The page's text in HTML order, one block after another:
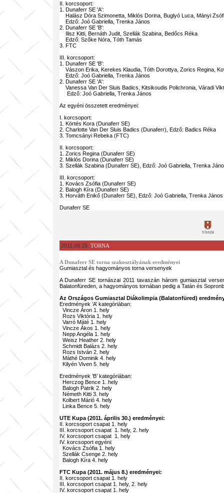
II. korcsoport:
1. Dunaferr SE 'A':
Halász Dóra Szimonetta, Miklós Dorina, Buglyó Luca, Mányi
Edző: Joó Gabriella, Trenka János
2. Dunaferr SE 'B':
Ilisz Kitti, Bernáth Judit, Szellák Szabina, Bedőcs Réka
Edző: Szőke Nóra, Tóth Tamás
3. FTC
III. korcsoport:
1. Dunaferr SE 'B':
Vászon Erika, Kerekes Klaudia, Tóth Dorottya, Zorics Regina,
Edző: Joó Gabriella, Trenka János
2. Dunaferr SE 'A':
Vanessa Van Der Sluis Badics, Kitsikoudis Polichronia, Váradi
Edző: Joó Gabriella, Trenka János
Az egyéni összetett eredményei:
I. korcsoport:
1. Körtés Kora (Dunaferr SE)
2. Charlotte Van Der Sluis Badics (Dunaferr), Edző: Badics Réka
3. Tomcsányi Rebeka (FTC)
II. korcsoport:
1. Zorics Regina (Dunaferr SE)
2. Miklós Dorina (Dunaferr SE)
3. Szellák Szabina (Dunaferr SE), Edző: Joó Gabriella, Trenka
III. korcsoport:
1. Kovács Zsófia (Dunaferr SE)
2. Balogh Kíra (Dunaferr SE)
3. Horváth Enikő (Dunaferr SE), Edző: Joó Gabriella, Trenka János
Dunaferr SE
vissza
2011.09.15. TORNA
A Dunaferr SE torna szakosztályának eredményei
Gumiasztal és hagyományos torna versenyek
A Dunaferr SE tornászai 2011 tavaszán három gumiasztal
Balatonfüreden, a hagyományos tornában pedig a Tatán és
Az Országos Gumiasztal Diákolimpia (Balatonfüred)
Eredmények ’A’ kategóriában:
Vincze Áron 1. hely
Rozs Viktória 1. hely
Varró Máté 1. hely
Vincze Ákos 1. hely
Nepp Angéla 1. hely
Weisz Heather 2. hely
Schmidt Balázs 2. hely
Rozs István 2. hely
Máthé Dominik 4. hely
Kilyén Viven 5. hely
Eredmények ’B’ kategóriában:
Herczog Bence 1. hely
Balogh Patrik 2. hely
Németh Kitti 3. hely
Kolbert Márió 4. hely
Linka Bence 5. hely
UTE Kupa (2011. április 30.) eredményei:
II. korcsoport csapat 1. hely
III. korcsoport csapat 1. hely, 2. hely
IV. korcsoport csapat 1. hely
IV. korcsoport egyéni:
Kovács Zsófia 1. hely
Szellák Csenge 2. hely
Balogh Kíra 4. hely
FTC Kupa (2011. május 8.) eredményei:
II. korcsoport csapat 1. hely
III. korcsoport csapat 1. hely, 2. hely
IV. korcsoport csapat 1. hely